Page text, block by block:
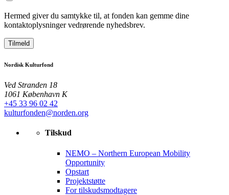
Hermed giver du samtykke til, at fonden kan gemme dine
kontaktoplysninger vedrørende nyhedsbrev.
Tilmeld
Nordisk Kulturfond
Ved Stranden 18
1061 København K
+45 33 96 02 42
kulturfonden@norden.org
Tilskud
NEMO – Northern European Mobility
Opportunity
Opstart
Projektstøtte
For tilskudsmodtagere